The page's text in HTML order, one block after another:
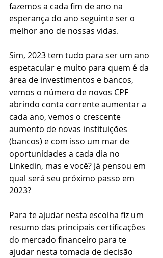
fazemos a cada fim de ano na
esperança do ano seguinte ser o
melhor ano de nossas vidas.
Sim, 2023 tem tudo para ser um ano
espetacular e muito para quem é da
área de investimentos e bancos,
vemos o número de novos CPF
abrindo conta corrente aumentar a
cada ano, vemos o crescente
aumento de novas instituições
(bancos) e com isso um mar de
oportunidades a cada dia no
Linkedin, mas e você? Já pensou em
qual será seu próximo passo em
2023?
Para te ajudar nesta escolha fiz um
resumo das principais certificações
do mercado financeiro para te
ajudar nesta tomada de decisão